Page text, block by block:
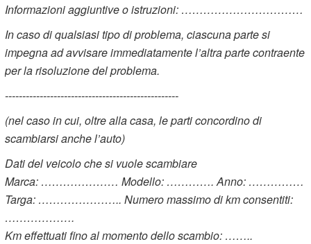
Informazioni aggiuntive o istruzioni: ……………………………
In caso di qualsiasi tipo di problema, ciascuna parte si
impegna ad avvisare immediatamente l’altra parte contraente
per la risoluzione del problema.
--------------------------------------------------
(nel caso in cui, oltre alla casa, le parti concordino di
scambiarsi anche l’auto)
Dati del veicolo che si vuole scambiare
Marca: ………………… Modello: …………. Anno: ……………
Targa: ………………….. Numero massimo di km consentiti:
……………….
Km effettuati fino al momento dello scambio: ……..